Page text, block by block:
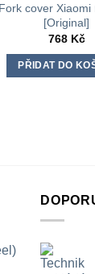
Fork cover Xiaomi
[Original]
768 Kč
PŘIDAT DO